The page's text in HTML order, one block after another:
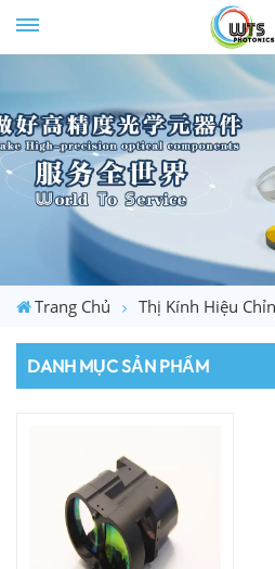
Trang Chủ Thị Kính Hiệu
DANH MỤC SẢN PHẨM